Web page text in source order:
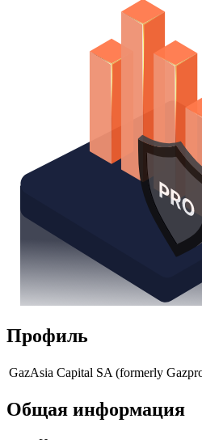
Надстройка Excel
Получить доступ